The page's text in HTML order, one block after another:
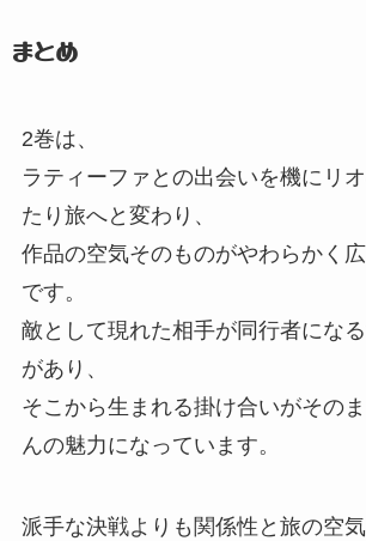
まとめ
2巻は、
ラティーファとの出会いを機にリ
たり旅へと変わり、
作品の空気そのものがやわらかく
です。
敵として現れた相手が同行者にな
があり、
そこから生まれる掛け合いがその
んの魅力になっています。
派手な決戦よりも関係性と旅の空